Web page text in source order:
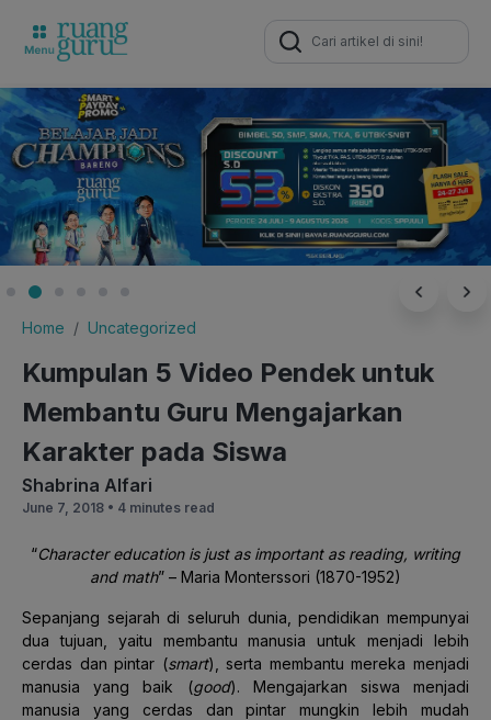
Search
for:
Home Uncategorized
Kumpulan 5 Video Pendek untuk
Membantu Guru Mengajarkan
Karakter pada Siswa
Shabrina Alfari
June 7, 2018 • 4 minutes read
“Character education is just as important as reading, writing
and math” – Maria Monterssori (1870-1952)
Sepanjang sejarah di seluruh dunia, pendidikan mempunyai
dua tujuan, yaitu membantu manusia untuk menjadi lebih
cerdas dan pintar (smart), serta membantu mereka menjadi
manusia yang baik (good). Mengajarkan siswa menjadi
manusia yang cerdas dan pintar mungkin lebih mudah